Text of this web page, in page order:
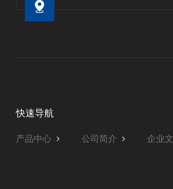
快速导航
产品中心 公司简介 企业